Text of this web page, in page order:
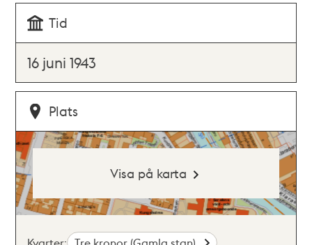
Tid
16 juni 1943
Plats
Visa på karta